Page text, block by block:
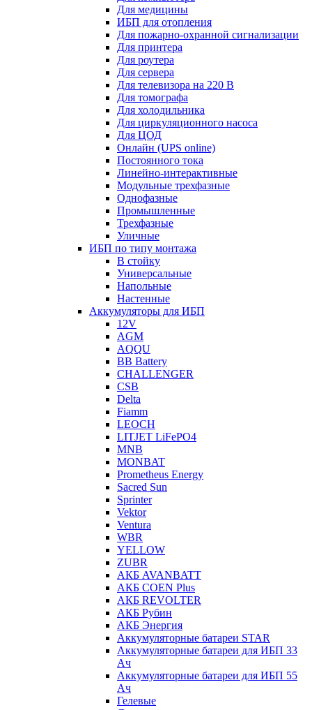
Для медицины
ИБП для отопления
Для пожарно-охранной сигнализации
Для принтера
Для роутера
Для сервера
Для телевизора на 220 В
Для томографа
Для холодильника
Для циркуляционного насоса
Для ЦОД
Онлайн (UPS online)
Постоянного тока
Линейно-интерактивные
Модульные трехфазные
Однофазные
Промышленные
Трехфазные
Уличные
ИБП по типу монтажа
В стойку
Универсальные
Напольные
Настенные
Аккумуляторы для ИБП
12V
AGM
AQQU
BB Battery
CHALLENGER
CSB
Delta
Fiamm
LEOCH
LITJET LiFePO4
MNB
MONBAT
Prometheus Energy
Sacred Sun
Sprinter
Vektor
Ventura
WBR
YELLOW
ZUBR
АКБ AVANBATT
АКБ COEN Plus
АКБ REVOLTER
АКБ Рубин
АКБ Энергия
Аккумуляторные батареи STAR
Аккумуляторные батареи для ИБП 33
Ач
Аккумуляторные батареи для ИБП 55
Ач
Гелевые